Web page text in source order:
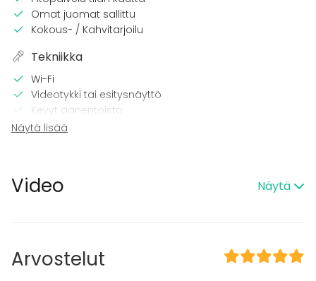
Omat juomat sallittu
Kokous- / Kahvitarjoilu
Tekniikka
Wi-Fi
Videotykki tai esitysnäyttö
Kevyt äänentoisto
Mikrofoni
Esteetön tila
Tapahtumatyypit
Näytä lisää
Video Näytä
Arvostelut